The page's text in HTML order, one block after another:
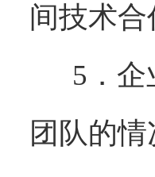
间技术
5．
团队的